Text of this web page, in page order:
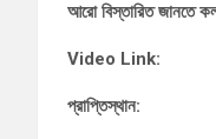
আরো বিস্তারিত
Video Link:
প্রাপ্তিস্থান: